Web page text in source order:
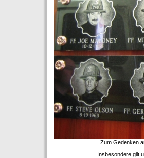
Zum Gedenken
Insbesondere gilt